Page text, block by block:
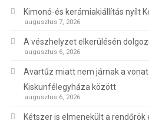
Kimonó-és kerámiakiállítás nyílt
augusztus 7, 2026
A vészhelyzet elkerülésén
augusztus 6, 2026
Avartűz miatt nem járnak a
Kiskunfélegyháza között
augusztus 6, 2026
Kétszer is elmenekült a